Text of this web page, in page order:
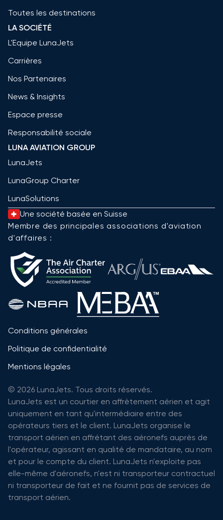
Toutes les destinations
LA SOCIÉTÉ
L'Equipe LunaJets
Carrières
Nos Partenaires
News & Insights
Espace presse
Responsabilité sociale
LUNA AVIATION GROUP
LunaJets
LunaGroup Charter
LunaSolutions
Une société basée en Suisse
Membre des principales associations d'aviation
d'affaires :
Conditions générales
Politique de confidentialité
Mentions légales
© 2026 LunaJets. Tous droits réservés.
LunaJets est un courtier en affrètement aérien et agit
uniquement en tant qu'intermédiaire entre des
opérateurs tiers et le client. LunaJets organise le
transport aérien en affrétant des aéronefs auprès de
l'opérateur, agissant en qualité de mandataire, au nom
et pour le compte du client. LunaJets n'exploite pas
elle-même d'aéronefs, n'est ni transporteur contractuel
ni transporteur de fait et ne fournit pas de services de
transport aérien.